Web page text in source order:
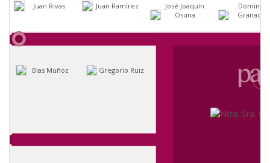
Juan Rivas Juan Ramírez
José Joaquín
Osuna
Domingo
Granados
Blas Muñoz Gregorio Ruiz